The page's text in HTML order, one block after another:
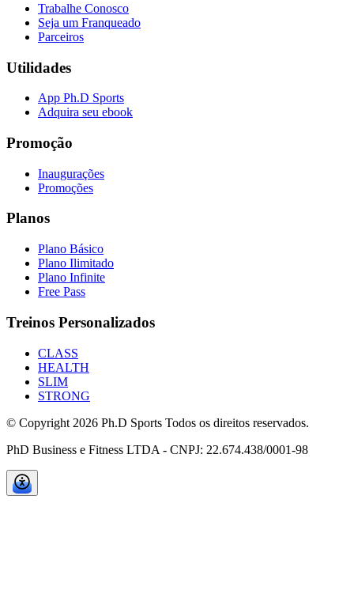
Trabalhe Conosco
Seja um Franqueado
Parceiros
Utilidades
App Ph.D Sports
Adquira seu ebook
Promoção
Inaugurações
Promoções
Planos
Plano Básico
Plano Ilimitado
Plano Infinite
Free Pass
Treinos Personalizados
CLASS
HEALTH
SLIM
STRONG
© Copyright 2026 Ph.D Sports Todos os direitos reservados.
PhD Business e Fitness LTDA - CNPJ: 22.674.438/0001-98